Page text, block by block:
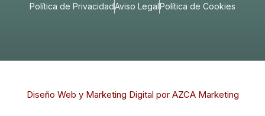
Política de PrivacidadAviso LegalPolítica de Cookies
Diseño Web y Marketing Digital por AZCA Marketing